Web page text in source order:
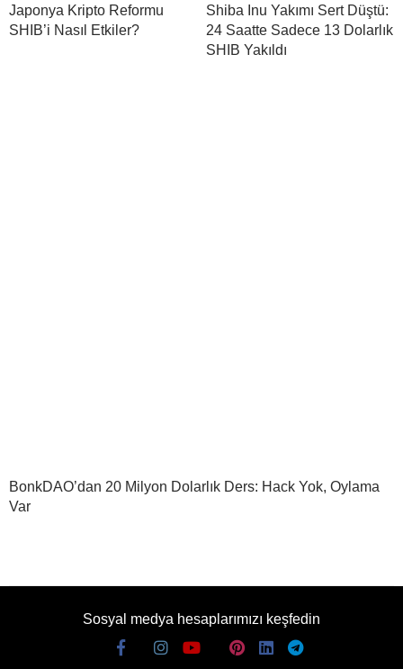
Japonya Kripto Reformu
SHIB’i Nasıl Etkiler?
Shiba Inu Yakımı Sert Düştü:
24 Saatte Sadece 13 Dolarlık
SHIB Yakıldı
BonkDAO’dan 20 Milyon Dolarlık Ders: Hack Yok, Oylama
Var
Sosyal medya hesaplarımızı keşfedin